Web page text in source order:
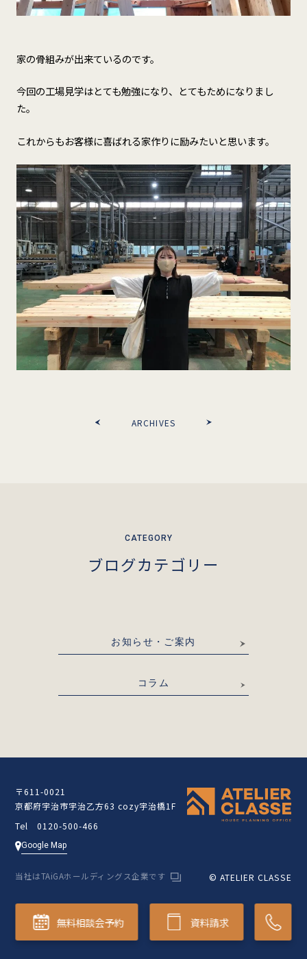
家の骨組みが出来ているのです。
今回の工場見学はとても勉強になり、とてもためになりまし
た。
これからもお客様に喜ばれる家作りに励みたいと思います。
ARCHIVES
ブログカテゴリー
お知らせ・ご案内
コラム
〒611-0021
京都府宇治市宇治乙方63 cozy宇治橋1F
Tel 0120-500-466
Google Map
当社はTAiGAホールディングス企業です © ATELIER CLASSE
無料相談会予約 資料請求